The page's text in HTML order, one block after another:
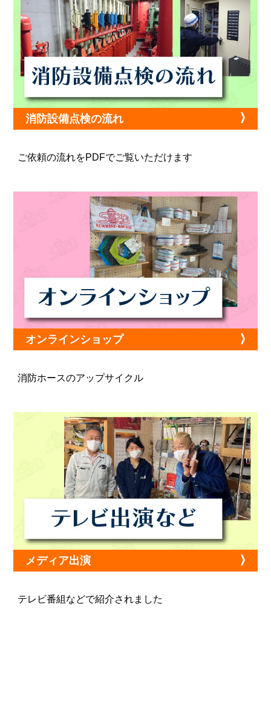
消防設備点検の流れ
ご依頼の流れをPDFでご覧いただけます
オンラインショップ
消防ホースのアップサイクル
メディア出演
テレビ番組などで紹介されました